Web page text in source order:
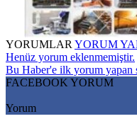
YORUMLAR YORUM
Henüz yorum eklenmemiştir.
Bu Haber'e ilk yorum yapan
FACEBOOK YORUM
Yorum